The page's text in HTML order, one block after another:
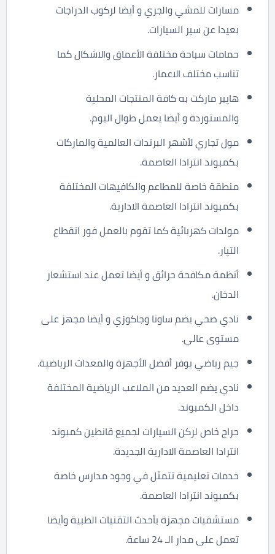
مسارات للمشي والجري و أيضا لركوب الدراجات
بعيدا عن سير السيارات.
حمامات سباحة مختلفة الأعماق والاشكال كما
تناسب مختلف الاعمار.
هايبر ماركت به كافة المنتجات المحلية
والمستوردة و أيضا يعمل طوال اليوم.
مول تجاري لأشهر البرندات العالمية والماركات
بكمبوند انترادا العاصمة.
منطقة خاصة للمطاعم والكافيهات المختلفة
بكمبوند انترادا العاصمة الادارية.
مولدات كهربائية كما تقوم بالعمل فور انقطاع
التيار.
أنظمة مكافحة حرائق و أيضا تعمل عند استشعار
الدخان.
نادي صحي يضم ساونا وجاكوزي و أيضا مجهز على
مستوى عالي.
جيم رياضي يوفر أفضل الأجهزة والمعدات الرياضية.
نادي يضم العديد من الملاعب الرياضية المختلفة
داخل الكمبوند.
جراج خاص لركن السيارات لجميع قانطين كمبوند
انترادا العاصمة الادارية الجديدة.
خدمات تعليمية تتمثل في وجود مدارس خاصة
بكمبوند انترادا العاصمة.
مستشفيات مجهزة بأحدث التقنيات الطبية وأيضا
تعمل على مدار الـ 24 ساعة.